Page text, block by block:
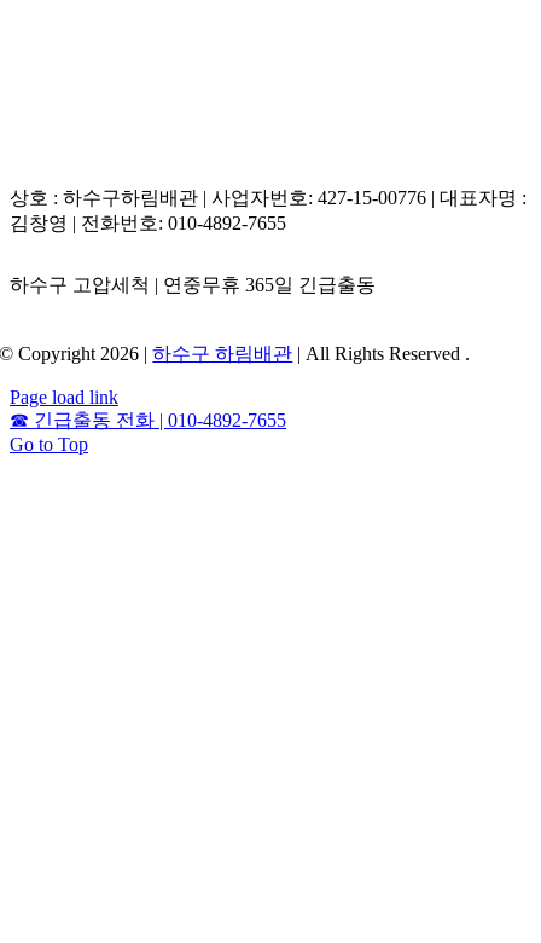
상호 : 하수구하림배관 | 사업자번호: 427-15-00776 | 대표자명 :
김창영 | 전화번호: 010-4892-7655
하수구 고압세척 | 연중무휴 365일 긴급출동
© Copyright 2026 |하수구 하림배관 | All Rights Reserved .
Page load link
☎ 긴급출동 전화 | 010-4892-7655
Go to Top